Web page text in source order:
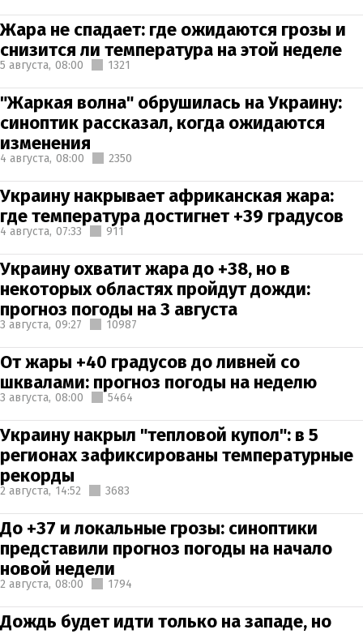
Жара не спадает: где ожидаются грозы и
снизится ли температура на этой неделе
5 августа, 08:00 1321
"Жаркая волна" обрушилась на Украину:
синоптик рассказал, когда ожидаются
изменения
4 августа, 08:00 2350
Украину накрывает африканская жара:
где температура достигнет +39 градусов
4 августа, 07:33 911
Украину охватит жара до +38, но в
некоторых областях пройдут дожди:
прогноз погоды на 3 августа
3 августа, 09:27 10987
От жары +40 градусов до ливней со
шквалами: прогноз погоды на неделю
3 августа, 08:00 5464
Украину накрыл "тепловой купол": в 5
регионах зафиксированы температурные
рекорды
2 августа, 14:52 3683
До +37 и локальные грозы: синоптики
представили прогноз погоды на начало
новой недели
2 августа, 08:00 1794
Дождь будет идти только на западе, но